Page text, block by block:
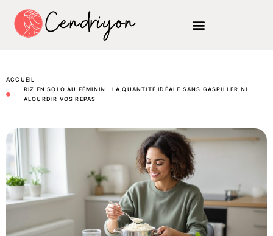
ACCUEIL
RIZ EN SOLO AU FÉMININ : LA QUANTITÉ IDÉALE SANS GASPILLER NI
ALOURDIR VOS REPAS